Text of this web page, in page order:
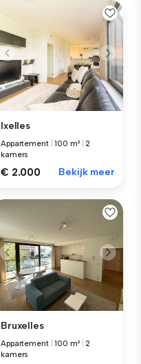
Ixelles
Appartement |100 m² |2
kamers
€ 2.000 Bekijk meer
Bruxelles
Appartement |100 m² |2
kamers